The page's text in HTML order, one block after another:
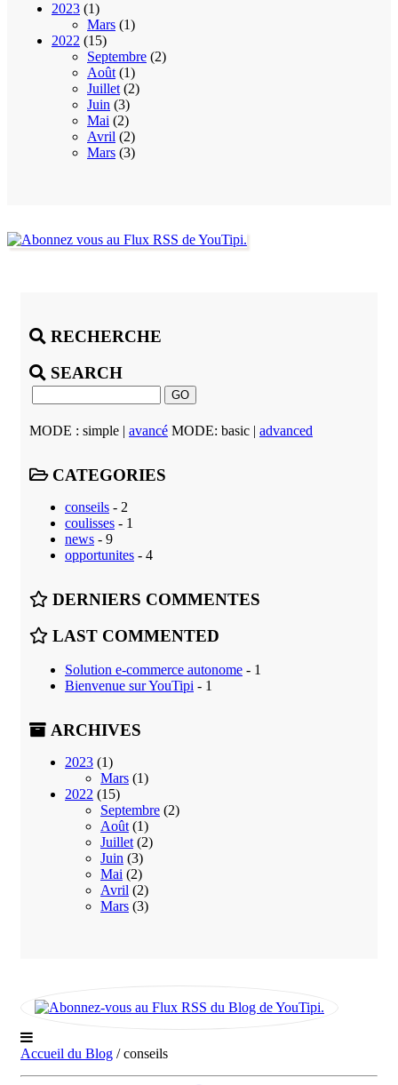
2023 (1)
Mars (1)
2022 (15)
Septembre (2)
Août(1)
Juillet(2)
Juin (3)
Mai (2)
Avril (2)
Mars (3)
RECHERCHE
SEARCH
MODE : simple | avancé MODE: basic | advanced
CATEGORIES
conseils - 2
coulisses - 1
news - 9
opportunites - 4
DERNIERS COMMENTES
LAST COMMENTED
Solution e-commerce autonome - 1
Bienvenue sur YouTipi - 1
ARCHIVES
2023 (1)
Mars (1)
2022 (15)
Septembre (2)
Août (1)
Juillet (2)
Juin (3)
Mai (2)
Avril (2)
Mars (3)
Accueil du Blog / conseils